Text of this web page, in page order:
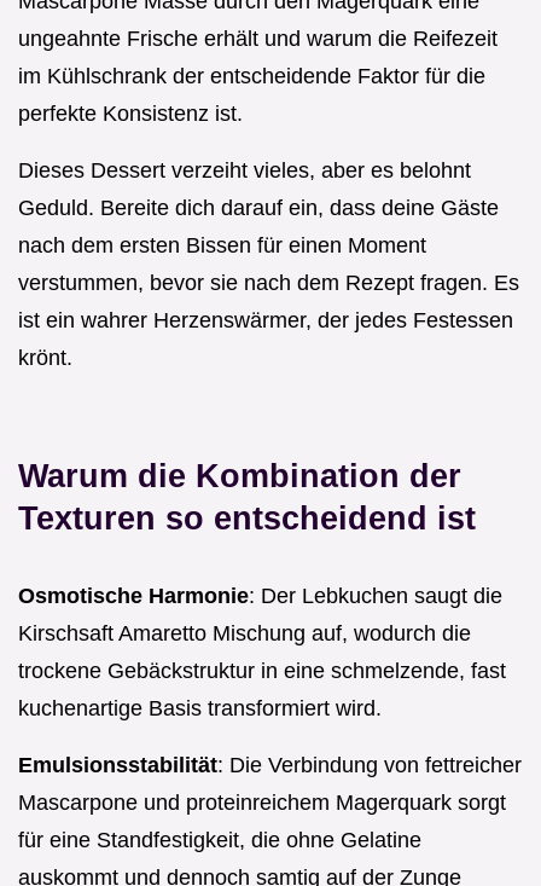
ungeahnte Frische erhält und warum die Reifezeit
im Kühlschrank der entscheidende Faktor für die
perfekte Konsistenz ist.
Dieses Dessert verzeiht vieles, aber es belohnt
Geduld. Bereite dich darauf ein, dass deine Gäste
nach dem ersten Bissen für einen Moment
verstummen, bevor sie nach dem Rezept fragen. Es
ist ein wahrer Herzenswärmer, der jedes Festessen
krönt.
Warum die Kombination der
Texturen so entscheidend ist
Osmotische Harmonie: Der Lebkuchen saugt die
Kirschsaft Amaretto Mischung auf, wodurch die
trockene Gebäckstruktur in eine schmelzende, fast
kuchenartige Basis transformiert wird.
Emulsionsstabilität: Die Verbindung von fettreicher
Mascarpone und proteinreichem Magerquark sorgt
für eine Standfestigkeit, die ohne Gelatine
auskommt und dennoch samtig auf der Zunge